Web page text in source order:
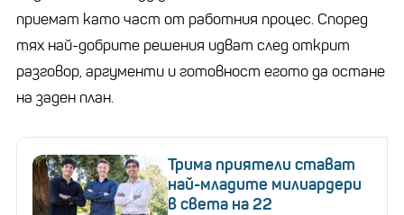
приемат като част от работния процес. Според
тях най-добрите решения идват след открит
разговор, аргументи и готовност егото да остане
на заден план.
Трима приятели стават
най-младите милиардери
в света на 22